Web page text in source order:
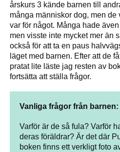
årskurs 3 kände barnen till
många människor dog, men
var för något. Många hade
men visste inte mycket mer än
också för att ta en paus
läget med barnen. Efter att de
pratat lite läste jag resten av
fortsätta att ställa frågor.
Vanliga frågor från barnen:
Varför är de så fula? Varför
deras föräldrar? Är det där
boken finns ett verkligt foto